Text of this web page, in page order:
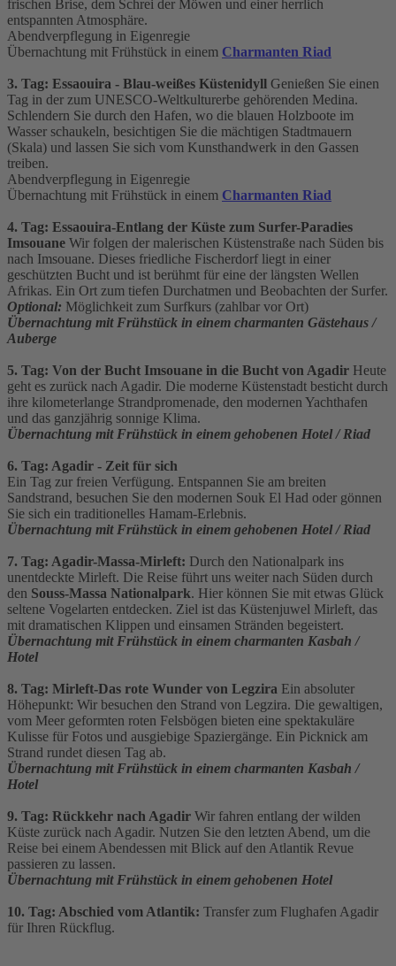
frischen Brise, dem Schrei der Möwen und einer herrlich
entspannten Atmosphäre.
Abendverpflegung in Eigenregie
Übernachtung mit Frühstück in einem Charmanten Riad
3. Tag: Essaouira - Blau-weißes Küstenidyll Genießen Sie einen
Tag in der zum UNESCO-Weltkulturerbe gehörenden Medina.
Schlendern Sie durch den Hafen, wo die blauen Holzboote im
Wasser schaukeln, besichtigen Sie die mächtigen Stadtmauern
(Skala) und lassen Sie sich vom Kunsthandwerk in den Gassen
treiben.
Abendverpflegung in Eigenregie
Übernachtung mit Frühstück in einem Charmanten Riad
4. Tag: Essaouira-Entlang der Küste zum Surfer-Paradies
Imsouane Wir folgen der malerischen Küstenstraße nach Süden bis
nach Imsouane. Dieses friedliche Fischerdorf liegt in einer
geschützten Bucht und ist berühmt für eine der längsten Wellen
Afrikas. Ein Ort zum tiefen Durchatmen und Beobachten der Surfer.
Optional: Möglichkeit zum Surfkurs (zahlbar vor Ort)
Übernachtung mit Frühstück in einem charmanten Gästehaus /
Auberge
5. Tag: Von der Bucht Imsouane in die Bucht von Agadir Heute
geht es zurück nach Agadir. Die moderne Küstenstadt besticht durch
ihre kilometerlange Strandpromenade, den modernen Yachthafen
und das ganzjährig sonnige Klima.
Übernachtung mit Frühstück in einem gehobenen Hotel / Riad
6. Tag: Agadir - Zeit für sich
Ein Tag zur freien Verfügung. Entspannen Sie am breiten
Sandstrand, besuchen Sie den modernen Souk El Had oder gönnen
Sie sich ein traditionelles Hamam-Erlebnis.
Übernachtung mit Frühstück in einem gehobenen Hotel / Riad
7. Tag: Agadir-Massa-Mirleft: Durch den Nationalpark ins
unentdeckte Mirleft. Die Reise führt uns weiter nach Süden durch
den Souss-Massa Nationalpark. Hier können Sie mit etwas Glück
seltene Vogelarten entdecken. Ziel ist das Küstenjuwel Mirleft, das
mit dramatischen Klippen und einsamen Stränden begeistert.
Übernachtung mit Frühstück in einem charmanten Kasbah /
Hotel
8. Tag: Mirleft-Das rote Wunder von Legzira Ein absoluter
Höhepunkt: Wir besuchen den Strand von Legzira. Die gewaltigen,
vom Meer geformten roten Felsbögen bieten eine spektakuläre
Kulisse für Fotos und ausgiebige Spaziergänge. Ein Picknick am
Strand rundet diesen Tag ab.
Übernachtung mit Frühstück in einem charmanten Kasbah /
Hotel
9. Tag: Rückkehr nach Agadir Wir fahren entlang der wilden
Küste zurück nach Agadir. Nutzen Sie den letzten Abend, um die
Reise bei einem Abendessen mit Blick auf den Atlantik Revue
passieren zu lassen.
Übernachtung mit Frühstück in einem gehobenen Hotel
10. Tag: Abschied vom Atlantik: Transfer zum Flughafen Agadir
für Ihren Rückflug.